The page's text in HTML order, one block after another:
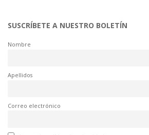
SUSCRÍBETE A NUESTRO BOLETÍN
Nombre
Apellidos
Correo electrónico